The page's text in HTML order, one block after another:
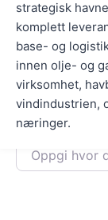
Oppgi hvor du
strategisk
komplett
base- og
innen olje- og
virksomhet,
vindindustrien,
næringer.